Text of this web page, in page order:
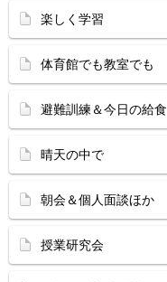
楽しく学習
体育館でも教室でも
避難訓練＆今日の給食
晴天の中で
朝会＆個人面談ほか
授業研究会